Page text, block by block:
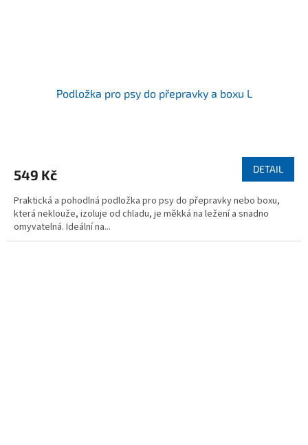
Podložka pro psy do přepravky a boxu L
549 Kč DETAIL
Praktická a pohodlná podložka pro psy do přepravky nebo boxu,
která neklouže, izoluje od chladu, je měkká na ležení a snadno
omyvatelná. Ideální na...